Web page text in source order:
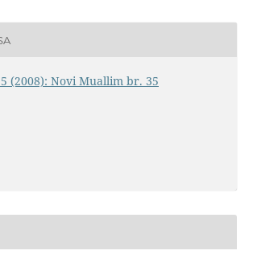
(2008): Novi Muallim br. 35